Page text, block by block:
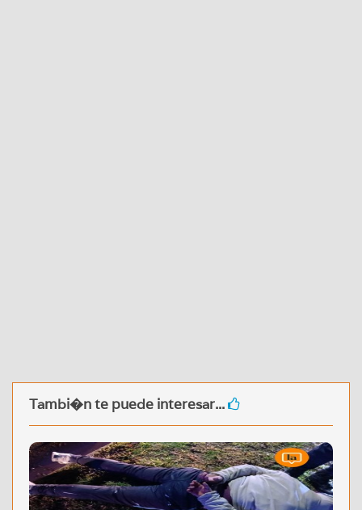
Tambi�n te puede interesar...